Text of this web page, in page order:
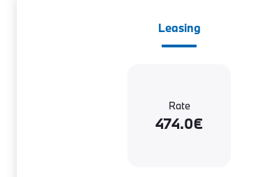
Leasing
Rate
474.0€